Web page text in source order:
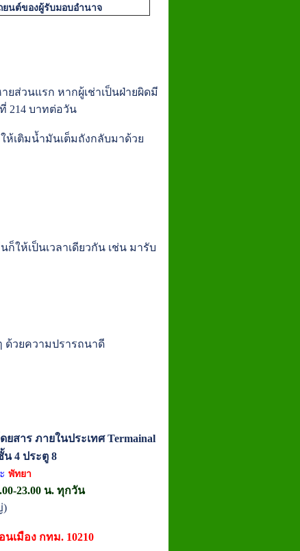
ยนต์ของผู้รับมอบอำนาจ
ยส่วนแรก หากผู้เช่าเป็นฝ่ายผิดมี
214 บาทต่อวัน
ห้เติมน้ำมันเต็มถังกลับมาด้วย
ให้เป็นเวลาเดียวกัน เช่น มารับ
ด้วยความปรารถนาดี
สาร ภายในประเทศ Termainal
4 ประตู 8
พัทยา
23.00 น. ทุกวัน
)
เมือง กทม. 10210